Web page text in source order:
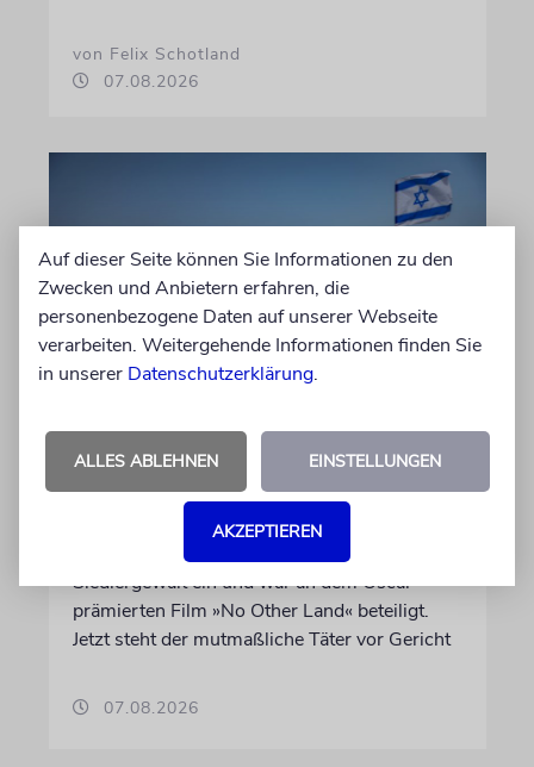
von Felix Schotland
07.08.2026
Israelischer Siedler wegen
Tötung eines Palästinensers
angeklagt
Der getötete Aktivist setzte sich gegen
Siedlergewalt ein und war an dem Oscar-
prämierten Film »No Other Land« beteiligt.
Jetzt steht der mutmaßliche Täter vor Gericht
07.08.2026
Auf dieser Seite können Sie Informationen zu den
Zwecken und Anbietern erfahren, die
personenbezogene Daten auf unserer Webseite
verarbeiten. Weitergehende Informationen finden Sie
in unserer Datenschutzerklärung.
ALLES ABLEHNEN EINSTELLUNGEN
AKZEPTIEREN